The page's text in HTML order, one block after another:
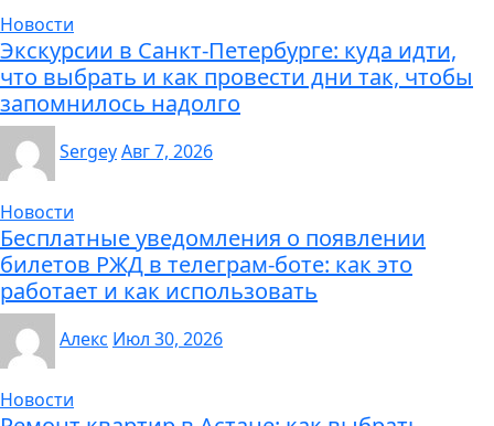
Новости
Экскурсии в Санкт-Петербурге: куда идти,
что выбрать и как провести дни так, чтобы
запомнилось надолго
SergeyАвг 7, 2026
Новости
Бесплатные уведомления о появлении
билетов РЖД в телеграм-боте: как это
работает и как использовать
Алекс Июл 30, 2026
Новости